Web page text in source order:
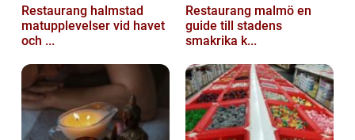
Restaurang halmstad
matupplevelser vid havet
och ...
Restaurang malmö en
guide till stadens
smakrika k...